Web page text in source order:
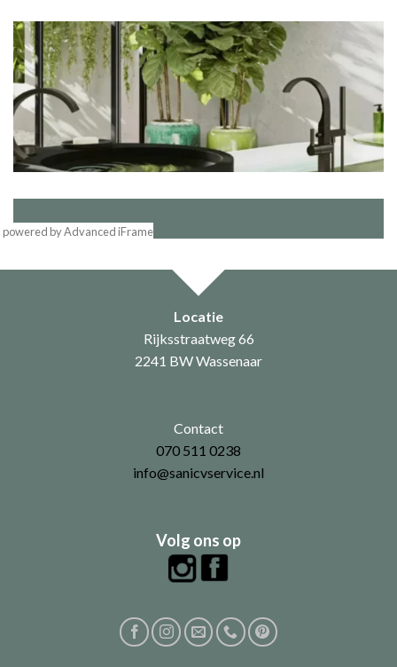
powered by Advanced iFrame
Locatie
Rijksstraatweg 66
2241 BW Wassenaar
Contact
070 511 0238
info@sanicvservice.nl
Volg ons op